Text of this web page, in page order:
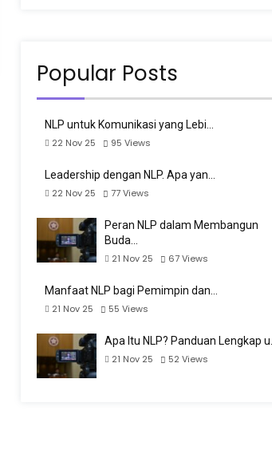
Popular Posts
NLP untuk Komunikasi yang Lebi…
22 Nov 25
95 Views
Leadership dengan NLP. Apa yan…
22 Nov 25
77Views
Peran NLP dalam Membangun
Buda…
21 Nov 25
67Views
Manfaat NLP bagi Pemimpin dan…
21 Nov 25
55 Views
Apa Itu NLP? Panduan Lengkap u…
21 Nov 25
52 Views